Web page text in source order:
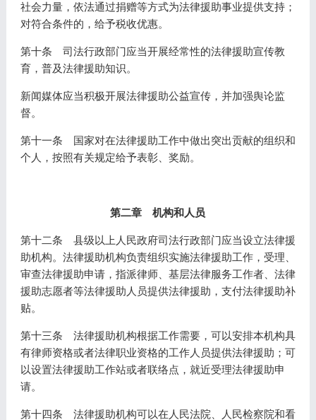
社会力量，依法通过捐赠等方式为法律援助事业提供支持；
对符合条件的，给予税收优惠。
第十条 司法行政部门应当开展经常性的法律援助宣传教
育，普及法律援助知识。
新闻媒体应当积极开展法律援助公益宣传，并加强舆论监
督。
第十一条 国家对在法律援助工作中做出突出贡献的组织和
个人，按照有关规定给予表彰、奖励。
第二章 机构和人员
第十二条 县级以上人民政府司法行政部门应当设立法律援
助机构。法律援助机构负责组织实施法律援助工作，受理、
审查法律援助申请，指派律师、基层法律服务工作者、法律
援助志愿者等法律援助人员提供法律援助，支付法律援助补
贴。
第十三条 法律援助机构根据工作需要，可以安排本机构具
有律师资格或者法律职业资格的工作人员提供法律援助；可
以设置法律援助工作站或者联络点，就近受理法律援助申
请。
第十四条 法律援助机构可以在人民法院、人民检察院和看